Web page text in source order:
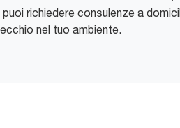
puoi richiedere consulenze a
nel tuo ambiente.